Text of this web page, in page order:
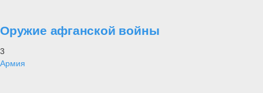
Оружие афганской войны
3
Армия